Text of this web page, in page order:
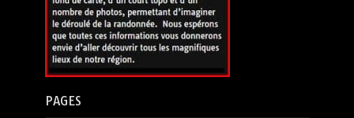
PAGES